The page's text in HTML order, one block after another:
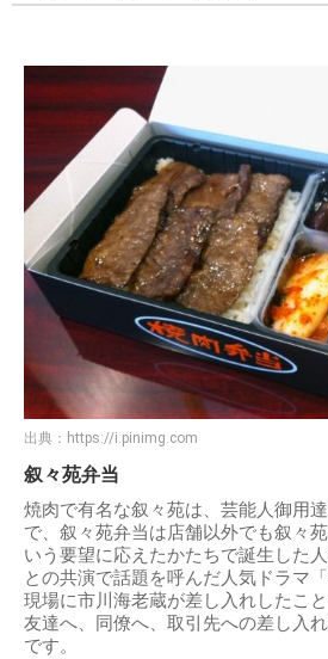
出典： https://i.pinimg.com
叙々苑弁当
焼肉で有名な叙々苑は、芸能人御用
で、叙々苑弁当は店舗以外でも叙々
いう要望に応えたかたちで誕生した
との共演で話題を呼んだ人気ドラマ
現場に市川海老蔵が差し入れしたこ
友達へ、同僚へ、取引先への差し入
です。